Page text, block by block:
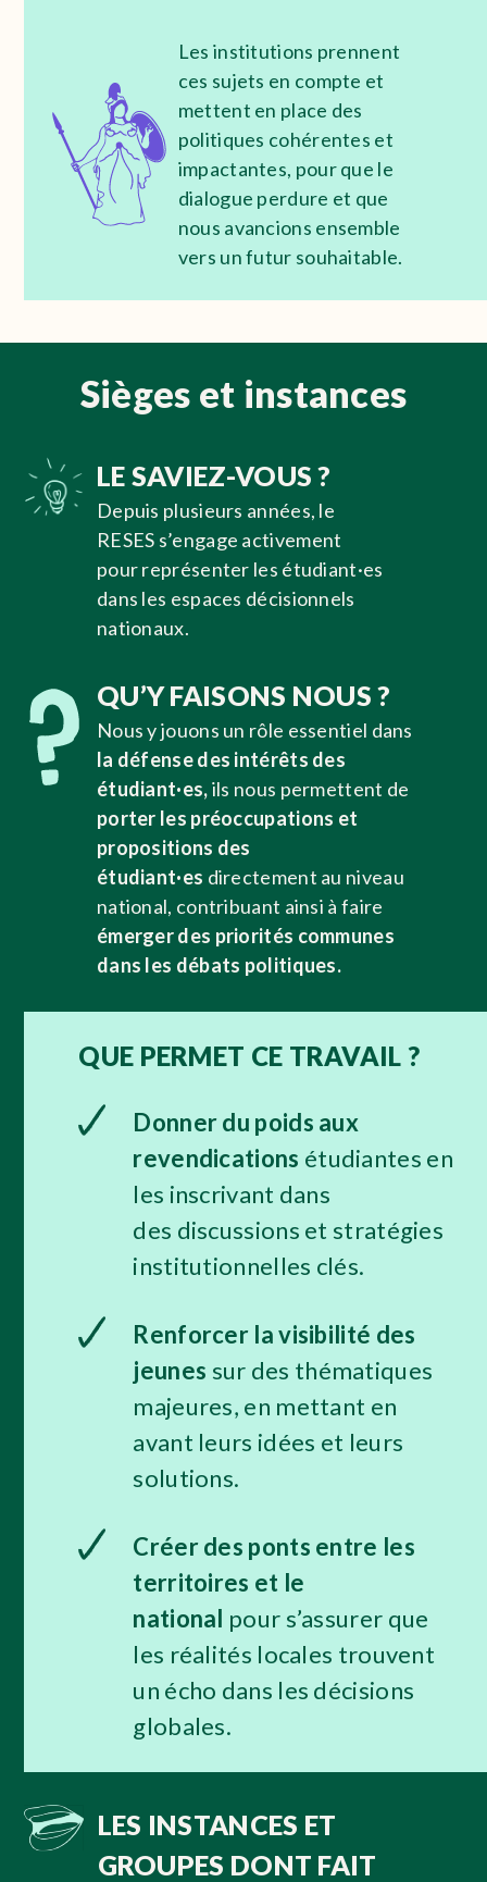
Les institutions prennent
ces sujets en compte et
mettent en place des
politiques cohérentes et
impactantes, pour que le
dialogue perdure et que
nous avancions ensemble
vers un futur souhaitable.
Sièges et instances
LE SAVIEZ-VOUS ?
Depuis plusieurs années, le
RESES s’engage activement
pour représenter les étudiant·es
dans les espaces décisionnels
nationaux.
QU’Y FAISONS NOUS ?
Nous y jouons un rôle essentiel dans
la défense des intérêts des
étudiant·es,ils nous permettent de
porter les préoccupations et
propositions des
étudiant·es directement au niveau
national, contribuant ainsi à faire
émerger des priorités communes
dans les débats politiques.
QUE PERMET CE TRAVAIL ?
Donner du poids aux
revendications étudiantes en
les inscrivant dans
des discussions et stratégies
institutionnelles clés.
Renforcer la visibilité des
jeunes sur des thématiques
majeures, en mettant en
avant leurs idées et leurs
solutions.
Créer des ponts entre les
territoires et le
national pour s’assurer que
les réalités locales trouvent
un écho dans les décisions
globales.
LES INSTANCES ET
GROUPES DONT FAIT